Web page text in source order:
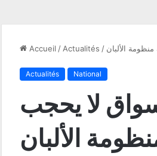
Accueil / Actualités / الألبان
Actualités National
لا يحجب
الألبان